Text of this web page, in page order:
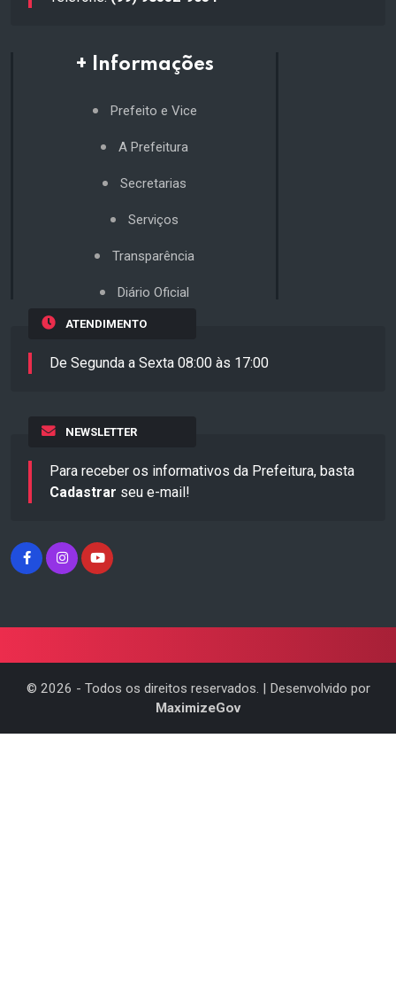
+ Informações
Prefeito e Vice
A Prefeitura
Secretarias
Serviços
Transparência
Diário Oficial
ATENDIMENTO
De Segunda a Sexta 08:00 às 17:00
NEWSLETTER
Para receber os informativos da Prefeitura, basta
Cadastrar seu e-mail!
© 2026 - Todos os direitos reservados. | Desenvolvido por
MaximizeGov